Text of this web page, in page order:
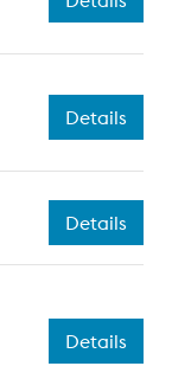
Details
Details
Details